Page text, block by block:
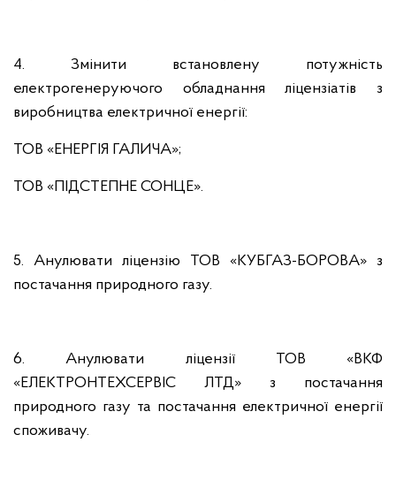
4. Змінити встановлену потужність
електрогенеруючого обладнання ліцензіатів з
виробництва електричної енергії:
ТОВ «ЕНЕРГІЯ ГАЛИЧА»;
ТОВ «ПІДСТЕПНЕ СОНЦЕ».
5. Анулювати ліцензію ТОВ «КУБГАЗ-БОРОВА» з
постачання природного газу.
6. Анулювати ліцензії ТОВ «ВКФ
«ЕЛЕКТРОНТЕХСЕРВІС ЛТД» з постачання
природного газу та постачання електричної енергії
споживачу.